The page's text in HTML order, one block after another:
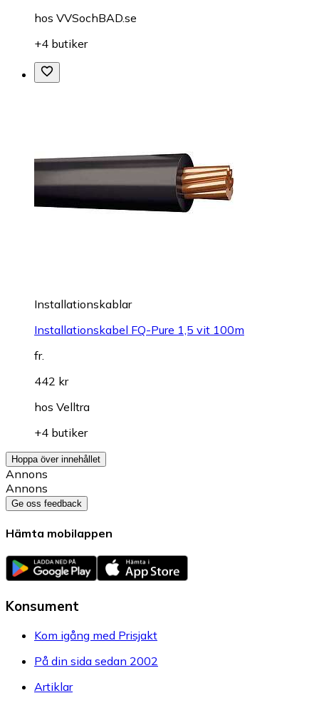
hos VVSochBAD.se
+4 butiker
Installationskablar
Installationskabel FQ-Pure 1,5 vit 100m
fr.
442 kr
hos Velltra
+4 butiker
Hoppa över innehållet
Annons
Annons
Ge oss feedback
Hämta mobilappen
Konsument
Kom igång med Prisjakt
På din sida sedan 2002
Artiklar